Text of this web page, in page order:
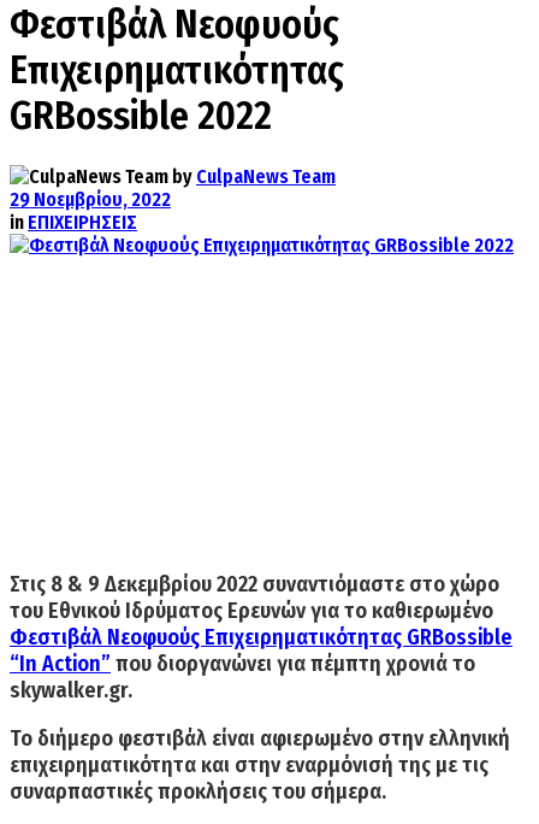
Φεστιβάλ Νεοφυούς
Επιχειρηματικότητας
GRBossible 2022
by CulpaNews Team
29 Νοεμβρίου, 2022
in ΕΠΙΧΕΙΡΗΣΕΙΣ
Στις 8 & 9 Δεκεμβρίου 2022 συναντιόμαστε στο χώρο
του Εθνικού Ιδρύματος Ερευνών για το καθιερωμένο
Φεστιβάλ Νεοφυούς Επιχειρηματικότητας GRBossible
“In Action” που διοργανώνει για πέμπτη χρονιά το
skywalker.gr.
Το διήμερο φεστιβάλ είναι αφιερωμένο στην ελληνική
επιχειρηματικότητα και στην εναρμόνισή της με τις
συναρπαστικές προκλήσεις του σήμερα.